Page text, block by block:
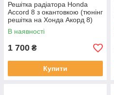
Решітка радіатора Honda
Accord 8 з окантовкою (тюнінг
решітка на Хонда Акорд 8)
В наявності
1 700 ₴
Купити